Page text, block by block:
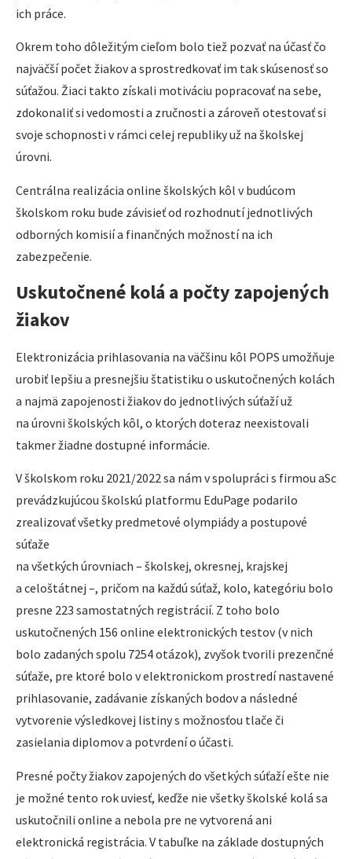
ich práce.
Okrem toho dôležitým cieľom bolo tiež pozvať na účasť čo
najväčší počet žiakov a sprostredkovať im tak skúsenosť so
súťažou. Žiaci takto získali motiváciu popracovať na sebe,
zdokonaliť si vedomosti a zručnosti a zároveň otestovať si
svoje schopnosti v rámci celej republiky už na školskej
úrovni.
Centrálna realizácia online školských kôl v budúcom
školskom roku bude závisieť od rozhodnutí jednotlivých
odborných komisií a finančných možností na ich
zabezpečenie.
Uskutočnené kolá a počty zapojených
žiakov
Elektronizácia prihlasovania na väčšinu kôl POPS umožňuje
urobiť lepšiu a presnejšiu štatistiku o uskutočnených kolách
a najmä zapojenosti žiakov do jednotlivých súťaží už
na úrovni školských kôl, o ktorých doteraz neexistovali
takmer žiadne dostupné informácie.
V školskom roku 2021/2022 sa nám v spolupráci s firmou aSc
prevádzkujúcou školskú platformu EduPage podarilo
zrealizovať všetky predmetové olympiády a postupové
súťaže
na všetkých úrovniach – školskej, okresnej, krajskej
a celoštátnej –, pričom na každú súťaž, kolo, kategóriu bolo
presne 223 samostatných registrácií. Z toho bolo
uskutočnených 156 online elektronických testov (v nich
bolo zadaných spolu 7254 otázok), zvyšok tvorili prezenčné
súťaže, pre ktoré bolo v elektronickom prostredí nastavené
prihlasovanie, zadávanie získaných bodov a následné
vytvorenie výsledkovej listiny s možnosťou tlače či
zasielania diplomov a potvrdení o účasti.
Presné počty žiakov zapojených do všetkých súťaží ešte nie
je možné tento rok uviesť, keďže nie všetky školské kolá sa
uskutočnili online a nebola pre ne vytvorená ani
elektronická registrácia. V tabuľke na základe dostupných